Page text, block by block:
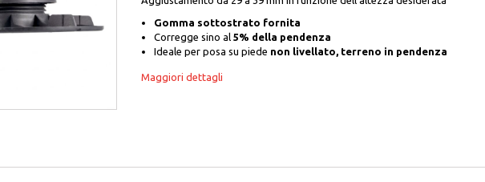
Gomma sottostrato fornita
Corregge sino al 5% della pendenza
Ideale per posa su piede non livellato, terreno in pendenza
Maggiori dettagli